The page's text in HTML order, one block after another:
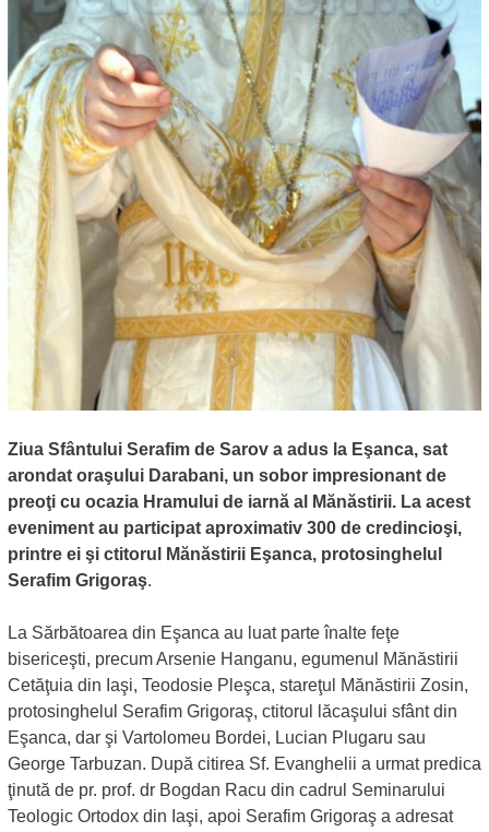
Ziua Sfântului Serafim de Sarov a adus la Eşanca, sat
arondat oraşului Darabani, un sobor impresionant de
preoţi cu ocazia Hramului de iarnă al Mănăstirii. La acest
eveniment au participat aproximativ 300 de credincioşi,
printre ei şi ctitorul Mănăstirii Eşanca, protosinghelul
Serafim Grigoraş.
La Sărbătoarea din Eşanca au luat parte înalte feţe
bisericeşti, precum Arsenie Hanganu, egumenul Mănăstirii
Cetăţuia din Iaşi, Teodosie Pleşca, stareţul Mănăstirii Zosin,
protosinghelul Serafim Grigoraş, ctitorul lăcaşului sfânt din
Eşanca, dar şi Vartolomeu Bordei, Lucian Plugaru sau
George Tarbuzan. După citirea Sf. Evanghelii a urmat predica
ţinută de pr. prof. dr Bogdan Racu din cadrul Seminarului
Teologic Ortodox din Iaşi, apoi Serafim Grigoraş a adresat